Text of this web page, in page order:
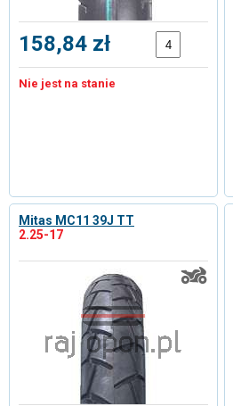
158,84 zł
Nie jest na stanie
Mitas MC11 39J TT
2.25-17